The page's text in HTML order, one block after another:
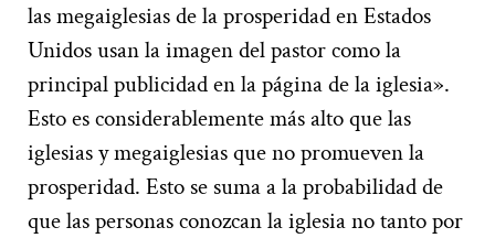
las megaiglesias de la prosperidad en Estados
Unidos usan la imagen del pastor como la
principal publicidad en la página de la iglesia».
Esto es considerablemente más alto que las
iglesias y megaiglesias que no promueven la
prosperidad. Esto se suma a la probabilidad de
que las personas conozcan la iglesia no tanto por